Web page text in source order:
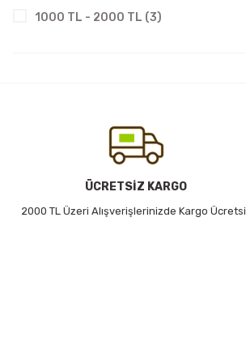
1000 TL - 2000 TL (3)
ÜCRETSİZ KARGO
2000 TL Üzeri Alışverişlerinizde Kargo